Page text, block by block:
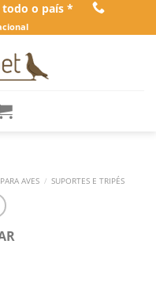
todo o país *
AVES / SUPORTES E TRIPÉS